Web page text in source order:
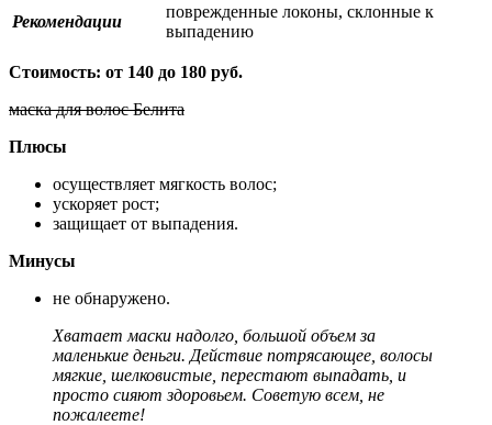
Рекомендации
поврежденные локоны, склонные к
выпадению
Стоимость: от 140 до 180 руб.
маска для волос Белита
Плюсы
осуществляет мягкость волос;
ускоряет рост;
защищает от выпадения.
Минусы
не обнаружено.
Хватает маски надолго, большой объем за
маленькие деньги. Действие потрясающее, волосы
мягкие, шелковистые, перестают выпадать, и
просто сияют здоровьем. Советую всем, не
пожалеете!